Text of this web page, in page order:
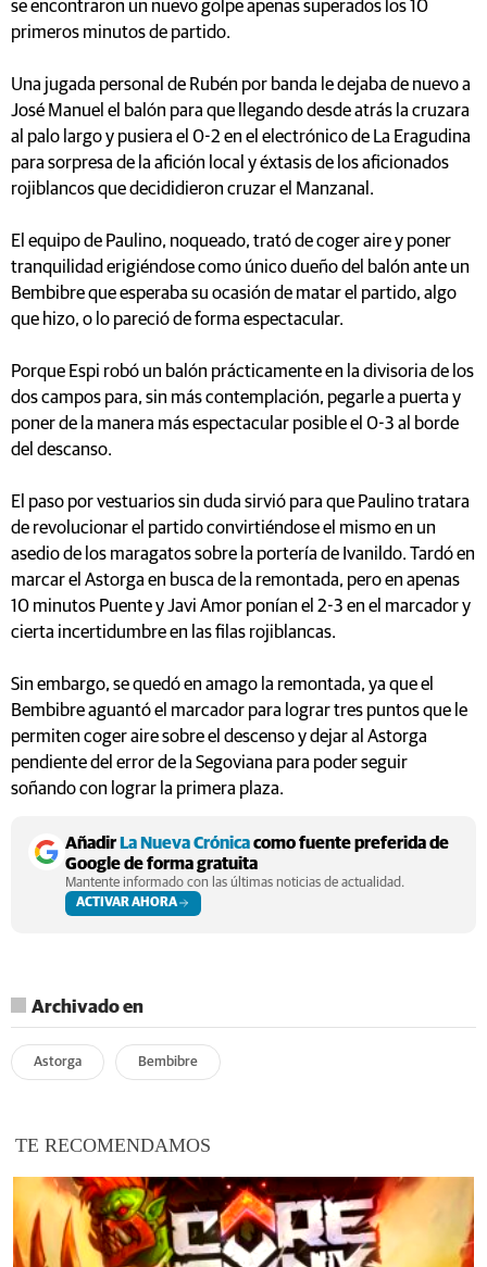
se encontraron un nuevo golpe apenas superados los 10
primeros minutos de partido.
Una jugada personal de Rubén por banda le dejaba de nuevo a
José Manuel el balón para que llegando desde atrás la cruzara
al palo largo y pusiera el 0-2 en el electrónico de La Eragudina
para sorpresa de la afición local y éxtasis de los aficionados
rojiblancos que decididieron cruzar el Manzanal.
El equipo de Paulino, noqueado, trató de coger aire y poner
tranquilidad erigiéndose como único dueño del balón ante un
Bembibre que esperaba su ocasión de matar el partido, algo
que hizo, o lo pareció de forma espectacular.
Porque Espi robó un balón prácticamente en la divisoria de los
dos campos para, sin más contemplación, pegarle a puerta y
poner de la manera más espectacular posible el 0-3 al borde
del descanso.
El paso por vestuarios sin duda sirvió para que Paulino tratara
de revolucionar el partido convirtiéndose el mismo en un
asedio de los maragatos sobre la portería de Ivanildo. Tardó en
marcar el Astorga en busca de la remontada, pero en apenas
10 minutos Puente y Javi Amor ponían el 2-3 en el marcador y
cierta incertidumbre en las filas rojiblancas.
Sin embargo, se quedó en amago la remontada, ya que el
Bembibre aguantó el marcador para lograr tres puntos que le
permiten coger aire sobre el descenso y dejar al Astorga
pendiente del error de la Segoviana para poder seguir
soñando con lograr la primera plaza.
AñadirLa Nueva Crónicacomo fuente preferida de
Google de forma gratuita
Mantente informado con las últimas noticias de actualidad.
ACTIVAR AHORA
Archivado en
Astorga Bembibre
TE RECOMENDAMOS